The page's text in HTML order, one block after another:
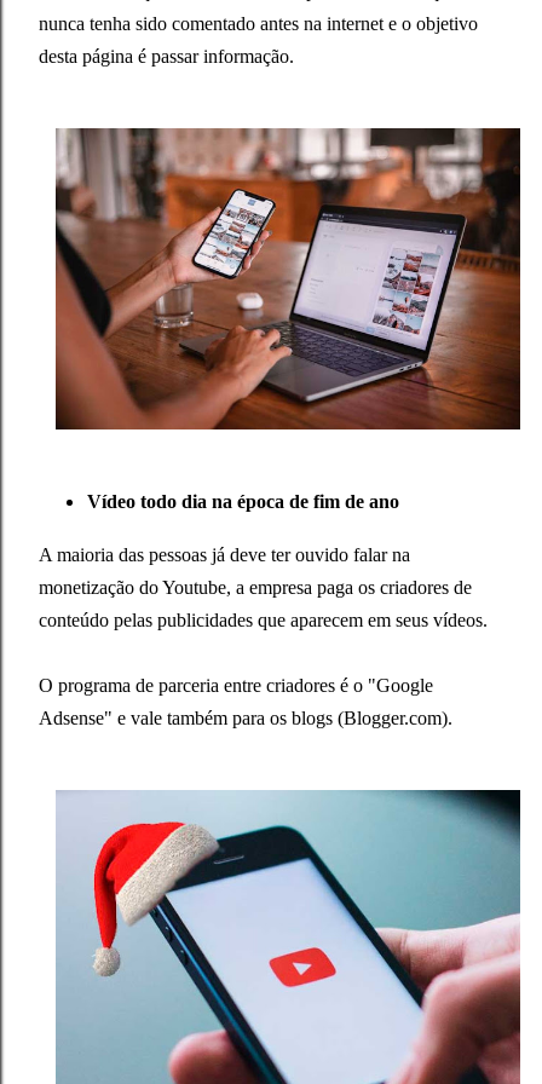
nunca tenha sido comentado antes na internet e o objetivo
desta página é passar informação.
Vídeo todo dia na época de fim de ano
A maioria das pessoas já deve ter ouvido falar na
monetização do Youtube, a empresa paga os criadores de
conteúdo pelas publicidades que aparecem em seus vídeos.
O programa de parceria entre criadores é o "Google
Adsense" e vale também para os blogs (Blogger.com).